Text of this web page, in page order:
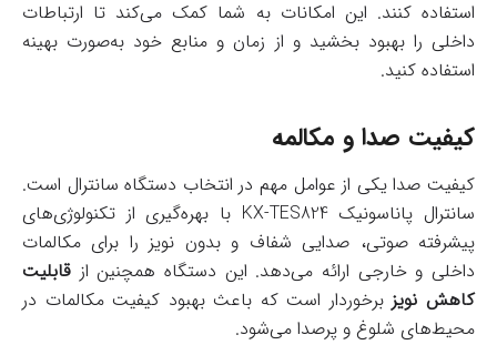
استفاده کنند. این امکانات به شما کمک می‌کند تا ارتباطات
داخلی را بهبود بخشید و از زمان و منابع خود به‌صورت بهینه
استفاده کنید.
کیفیت صدا و مکالمه
کیفیت صدا یکی از عوامل مهم در انتخاب دستگاه سانترال است.
سانترال پاناسونیک KX-TES824 با بهره‌گیری از تکنولوژی‌های
پیشرفته صوتی، صدایی شفاف و بدون نویز را برای مکالمات
داخلی و خارجی ارائه می‌دهد. این دستگاه همچنین از قابلیت
کاهش نویزبرخوردار است که باعث بهبود کیفیت مکالمات در
محیط‌های شلوغ و پرصدا می‌شود.